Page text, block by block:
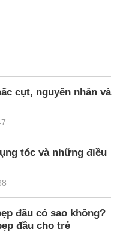
cụt, nguyên nhân và
tóc và những điều
đầu có sao không?
đầu cho trẻ